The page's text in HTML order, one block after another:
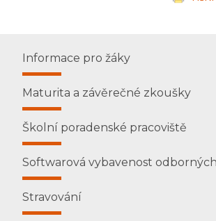
Informace pro žáky
Maturita a závěrečné zkoušky
Školní poradenské pracoviště
Softwarová vybavenost
Stravování